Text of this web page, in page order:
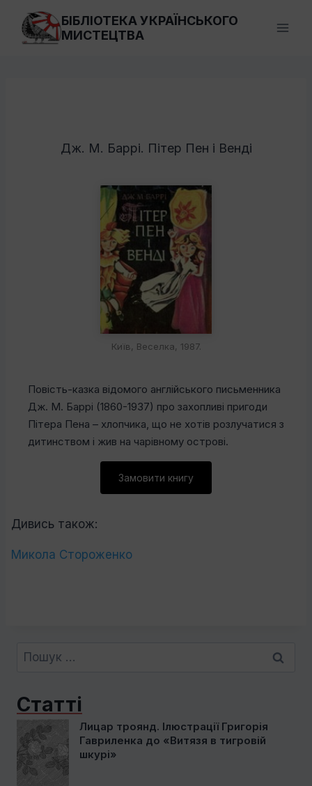
Перейти
вмісту
БІБЛІОТЕКА УКРАЇНСЬКОГО
МИСТЕЦТВА
Дж. М. Баррі. Пітер Пен і Венді
Київ, Веселка, 1987.
Повість-казка відомого англійського письменника
Дж. М. Баррі (1860-1937) про захопливі пригоди
Пітера Пена – хлопчика, що не хотів розлучатися з
дитинством і жив на чарівному острові.
Замовити книгу
Дивись також:
Микола Стороженко
Пошук:
Статті
Лицар троянд. Ілюстрації Григорія
Гавриленка до «Витязя в тигровій
шкурі»